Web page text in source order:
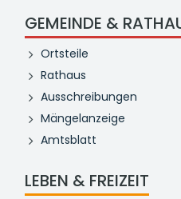
GEMEINDE &
Ortsteile
Rathaus
Ausschreibungen
Mängelanzeige
Amtsblatt
LEBEN & FREIZEIT